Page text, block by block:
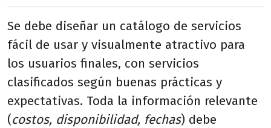
Se debe diseñar un catálogo de servicios
fácil de usar y visualmente atractivo para
los usuarios finales, con servicios
clasificados según buenas prácticas y
expectativas. Toda la información relevante
(costos, disponibilidad, fechas) debe